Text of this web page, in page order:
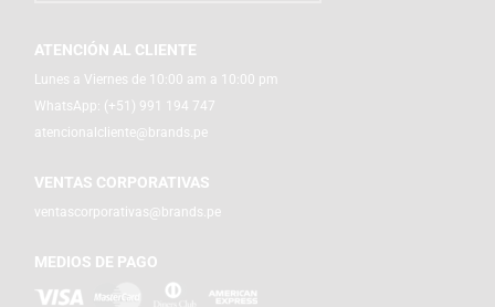
ATENCIÓN AL CLIENTE
Lunes a Viernes de 10:00 am a 10:00 pm
WhatsApp: (+51) 991 194 747
atencionalcliente@brands.pe
VENTAS CORPORATIVAS
ventascorporativas@brands.pe
MEDIOS DE PAGO